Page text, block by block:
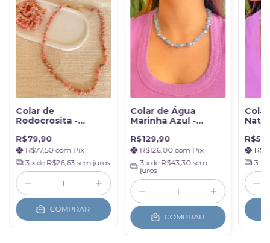
Colar de
Rodocrosita -
R$79,90
R$77,50 com Pix
3 x de R$26,63 sem juros
COMPRAR
Colar de Água
Marinha Azul -
Intuição
R$129,90
R$126,00com Pix
3 x de R$43,30 sem
juros
COMPRAR
3 x